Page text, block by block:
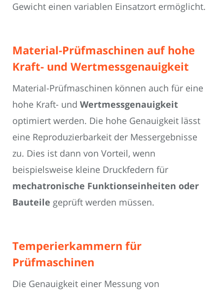
Gewicht einen variablen Einsatzort ermöglicht.
Material-Prüfmaschinen auf hohe
Kraft- und Wertmessgenauigkeit
Material-Prüfmaschinen können auch für eine
hohe Kraft- und Wertmessgenauigkeit
optimiert werden. Die hohe Genauigkeit lässt
eine Reproduzierbarkeit der Messergebnisse
zu. Dies ist dann von Vorteil, wenn
beispielsweise kleine Druckfedern für
mechatronische Funktionseinheiten oder
Bauteile geprüft werden müssen.
Temperierkammern für
Prüfmaschinen
Die Genauigkeit einer Messung von